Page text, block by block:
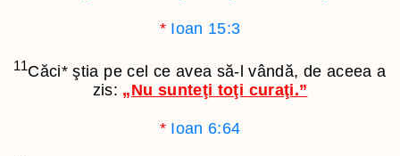
* Ioan 15:3
11Căci* ştia pe cel ce avea să-l vândă, de aceea a
zis: „Nu sunteţi toţi curaţi.”
* Ioan 6:64